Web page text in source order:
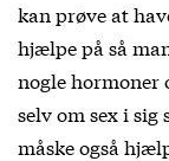
kan prøve at
hjælpe på så
nogle hormoner
selv om sex i
måske også